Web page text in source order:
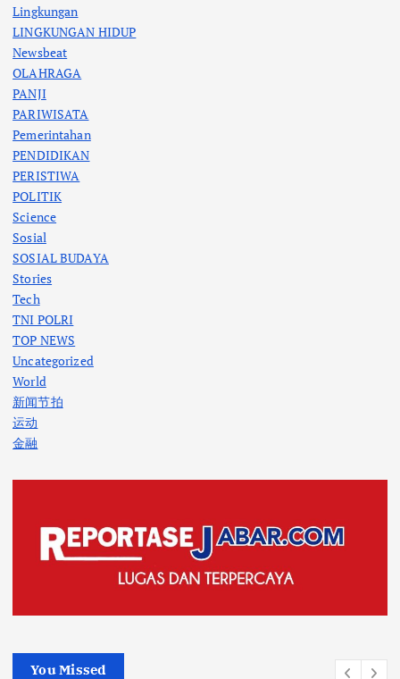
Lingkungan
LINGKUNGAN HIDUP
Newsbeat
OLAHRAGA
PANJI
PARIWISATA
Pemerintahan
PENDIDIKAN
PERISTIWA
POLITIK
Science
Sosial
SOSIAL BUDAYA
Stories
Tech
TNI POLRI
TOP NEWS
Uncategorized
World
新闻节拍
运动
金融
You Missed